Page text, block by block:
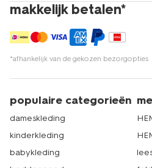
makkelijk betalen*
*afhankelijk van de gekozen bezorgopties
populaire categorieën
dameskleding
kinderkleding
babykleding